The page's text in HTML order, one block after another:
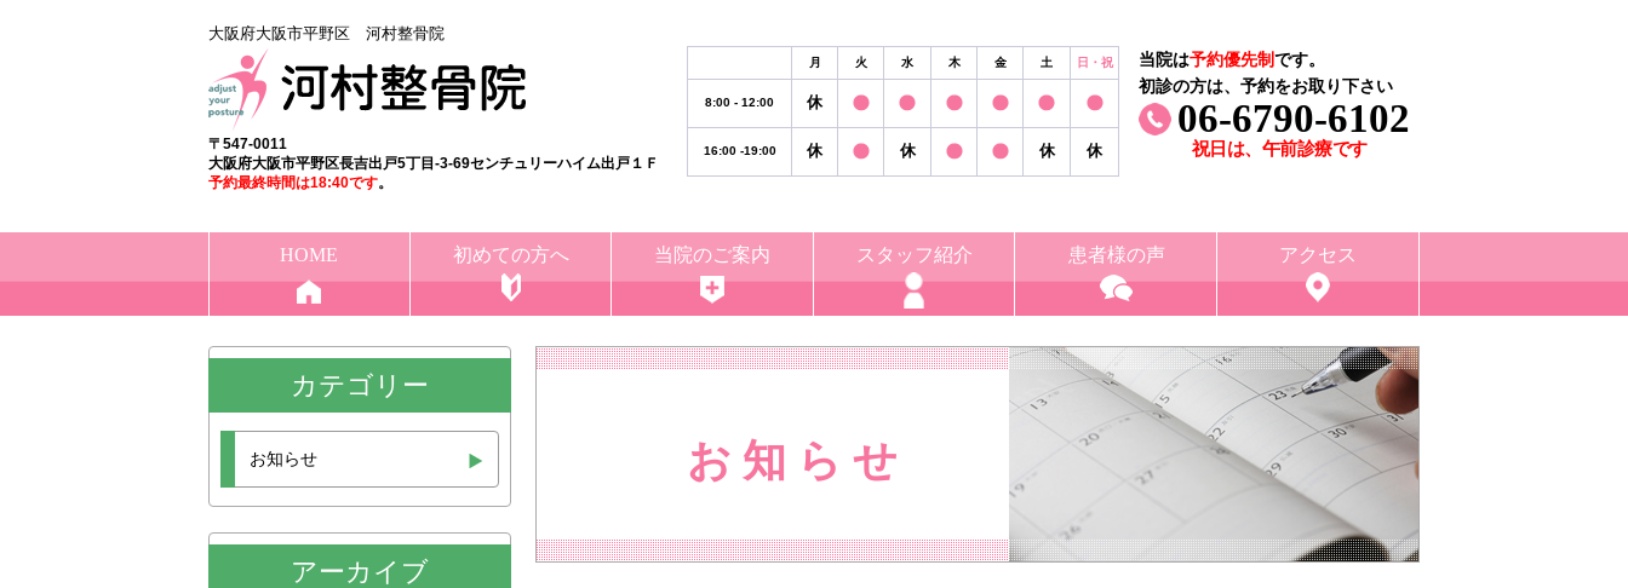
大阪府大阪市平野区 河村整骨院
〒547-0011
大阪府大阪市平野区長吉出戸5丁目-3-69センチュリーハイム出戸１Ｆ
予約最終時間は18:40です。
月 火 水 木 金 土 日・祝
8:00 - 12:00 休
16:00 -19:00 休 休 休 休
当院は予約優先制です。
初診の方は、予約をお取り下さい
06-6790-6102
祝日は、午前診療です
HOME 初めての方へ 当院のご案内 スタッフ紹介 患者様の声 アクセス
お 知 ら せ
カテゴリー
お知らせ
アーカイブ